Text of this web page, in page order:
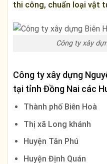
thi công, chuẩn loại vật
Công ty xây
Công ty xây dựng
tại tỉnh Đồng Nai các
Thành phố Biên Hoà
Thị xã Long khánh
Huyện Tân Phú
Huyện Định Quán